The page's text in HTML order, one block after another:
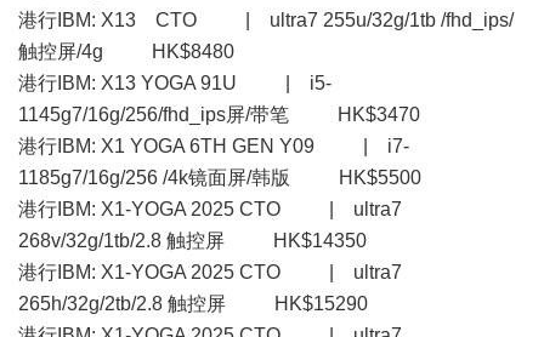
港行IBM: X13 CTO | ultra7 255u/32g/1tb /fhd_ips/
触控屏/4g HK$8480
港行IBM: X13 YOGA 91U | i5-
1145g7/16g/256/fhd_ips屏/带笔 HK$3470
港行IBM: X1 YOGA 6TH GEN Y09 | i7-
1185g7/16g/256 /4k镜面屏/韩版 HK$5500
港行IBM: X1-YOGA 2025 CTO | ultra7
268v/32g/1tb/2.8 触控屏 HK$14350
港行IBM: X1-YOGA 2025 CTO | ultra7
265h/32g/2tb/2.8 触控屏 HK$15290